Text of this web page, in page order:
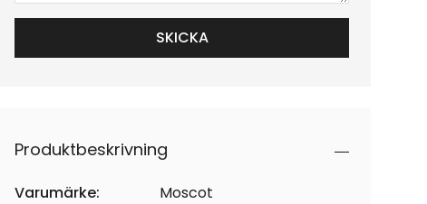
Produktbeskrivning
Varumärke:
Moscot